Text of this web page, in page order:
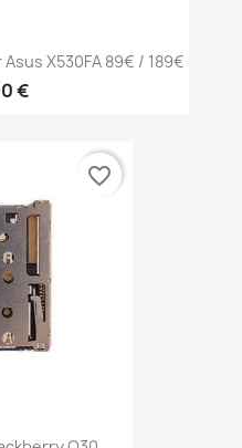
X530FA 89€ / 189€
€
favorite_border